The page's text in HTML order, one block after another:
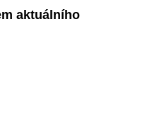
aktuálního